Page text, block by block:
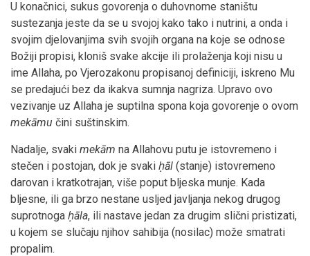
U konačnici, sukus govorenja o duhovnome staništu
sustezanja jeste da se u svojoj kako tako i nutrini, a onda i
svojim djelovanjima svih svojih organa na koje se odnose
Božiji propisi, kloniš svake akcije ili prolaženja koji nisu u
ime Allaha, po Vjerozakonu propisanoj definiciji, iskreno Mu
se predajući bez da ikakva sumnja nagriza. Upravo ovo
vezivanje uz Allaha je suptilna spona koja govorenje o ovom
mekāmu čini suštinskim.
Nadalje, svaki mekām na Allahovu putu je istovremeno i
stečen i postojan, dok je svaki ḥāl (stanje) istovremeno
darovan i kratkotrajan, više poput bljeska munje. Kada
bljesne, ili ga brzo nestane usljed javljanja nekog drugog
suprotnoga ḥāla, ili nastave jedan za drugim slični pristizati,
u kojem se slučaju njihov sahibija (nosilac) može smatrati
propalim.